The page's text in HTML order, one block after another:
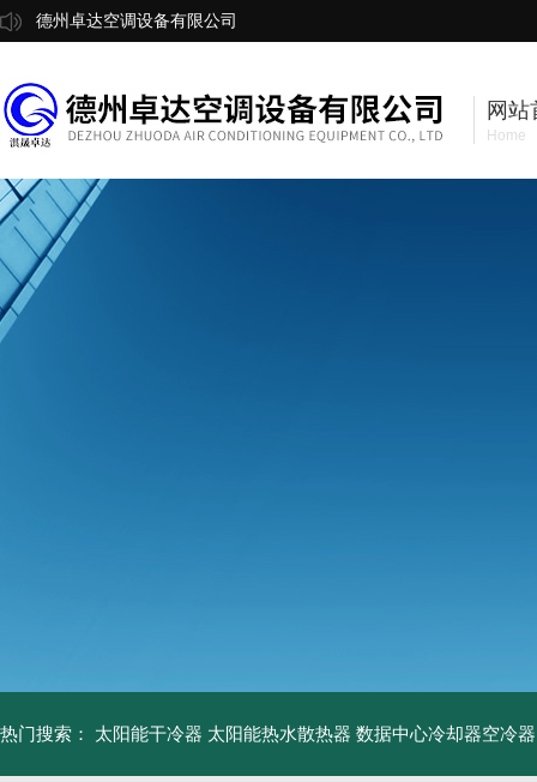
德州卓达空调设备有限公司
网站
Home
热门搜索： 太阳能干冷器 太阳能热水散热器 数据中心冷却器空冷器